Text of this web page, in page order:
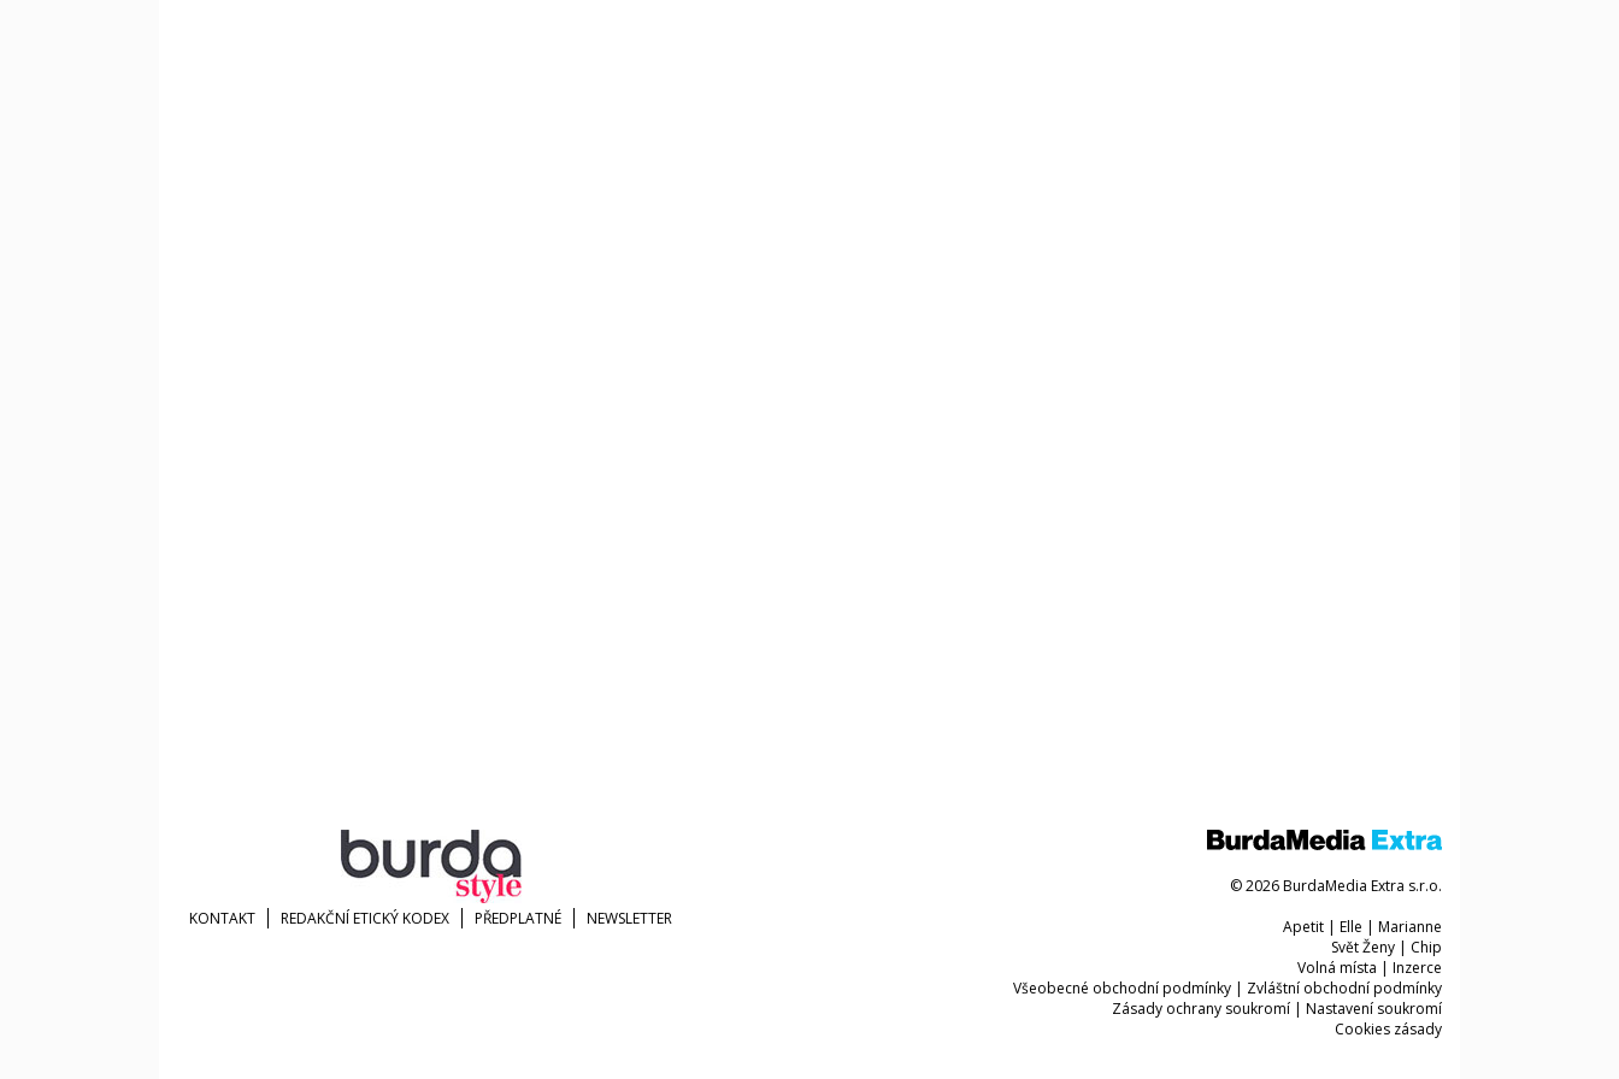
KONTAKT REDAKČNÍ ETICKÝ KODEX PŘEDPLATNÉ NEWSLETTER
© 2026 BurdaMedia Extra s.r.o.
Apetit | Elle | Marianne
Svět Ženy | Chip
Volná místa | Inzerce
Všeobecné obchodní podmínky | Zvláštní obchodní podmínky
Zásady ochrany soukromí | Nastavení soukromí
Cookies zásady